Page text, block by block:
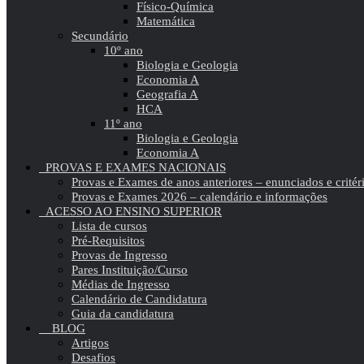
Físico-Química
Matemática
Secundário
10º ano
Biologia e Geologia
Economia A
Geografia A
HCA
11º ano
Biologia e Geologia
Economia A
PROVAS E EXAMES NACIONAIS
Provas e Exames de anos anteriores – enunciados e
Provas e Exames 2026 – calendário e informações
ACESSO AO ENSINO SUPERIOR
Lista de cursos
Pré-Requisitos
Provas de Ingresso
Pares Instituição/Curso
Médias de Ingresso
Calendário de Candidatura
Guia da candidatura
BLOG
Artigos
Desafios